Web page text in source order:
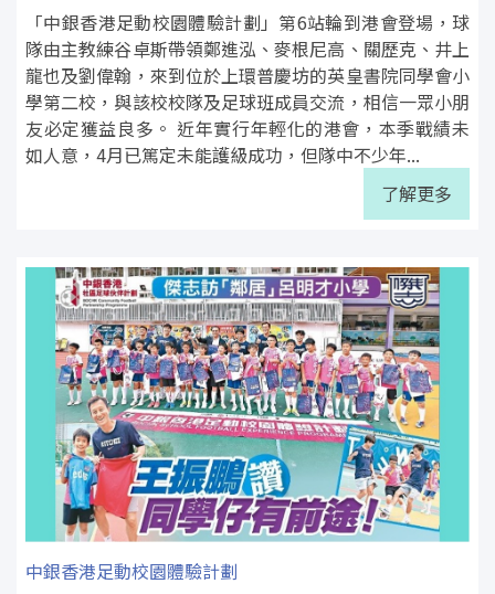
「中銀香港足動校園體驗計劃」第6站輪到港會登場，球
隊由主教練谷卓斯帶領鄭進泓、麥根尼高、關歷克、井上
龍也及劉偉翰，來到位於上環普慶坊的英皇書院同學會小
學第二校，與該校校隊及足球班成員交流，相信一眾小朋
友必定獲益良多。 近年實行年輕化的港會，本季戰績未
如人意，4月已篤定未能護級成功，但隊中不少年...
了解更多
中銀香港足動校園體驗計劃